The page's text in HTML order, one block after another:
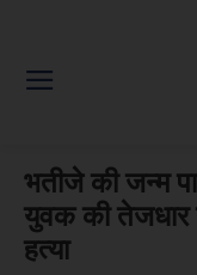
भतीजे की जन्म
युवक की तेजधार
हत्या